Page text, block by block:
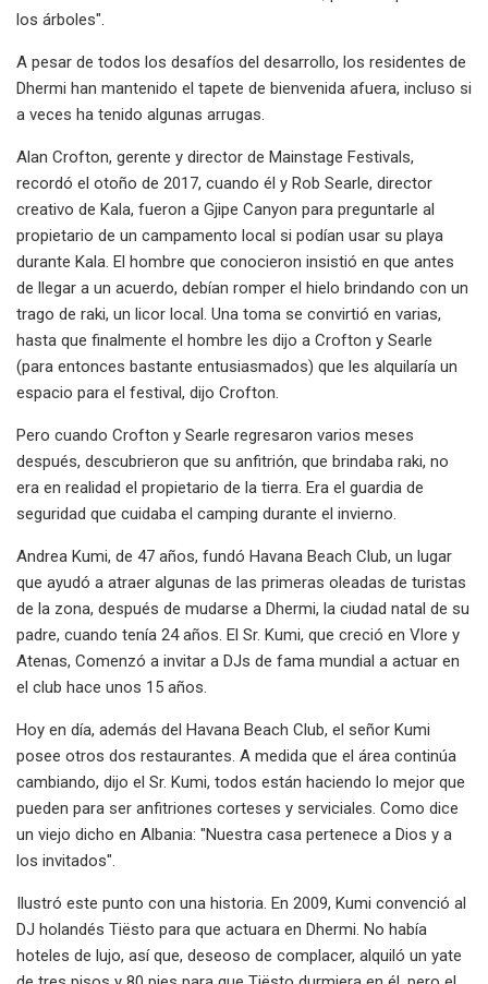
los árboles".
A pesar de todos los desafíos del desarrollo, los residentes de
Dhermi han mantenido el tapete de bienvenida afuera, incluso si
a veces ha tenido algunas arrugas.
Alan Crofton, gerente y director de Mainstage Festivals,
recordó el otoño de 2017, cuando él y Rob Searle, director
creativo de Kala, fueron a Gjipe Canyon para preguntarle al
propietario de un campamento local si podían usar su playa
durante Kala. El hombre que conocieron insistió en que antes
de llegar a un acuerdo, debían romper el hielo brindando con un
trago de raki, un licor local. Una toma se convirtió en varias,
hasta que finalmente el hombre les dijo a Crofton y Searle
(para entonces bastante entusiasmados) que les alquilaría un
espacio para el festival, dijo Crofton.
Pero cuando Crofton y Searle regresaron varios meses
después, descubrieron que su anfitrión, que brindaba raki, no
era en realidad el propietario de la tierra. Era el guardia de
seguridad que cuidaba el camping durante el invierno.
Andrea Kumi, de 47 años, fundó Havana Beach Club, un lugar
que ayudó a atraer algunas de las primeras oleadas de turistas
de la zona, después de mudarse a Dhermi, la ciudad natal de su
padre, cuando tenía 24 años. El Sr. Kumi, que creció en Vlore y
Atenas, Comenzó a invitar a DJs de fama mundial a actuar en
el club hace unos 15 años.
Hoy en día, además del Havana Beach Club, el señor Kumi
posee otros dos restaurantes. A medida que el área continúa
cambiando, dijo el Sr. Kumi, todos están haciendo lo mejor que
pueden para ser anfitriones corteses y serviciales. Como dice
un viejo dicho en Albania: "Nuestra casa pertenece a Dios y a
los invitados".
Ilustró este punto con una historia. En 2009, Kumi convenció al
DJ holandés Tiësto para que actuara en Dhermi. No había
hoteles de lujo, así que, deseoso de complacer, alquiló un yate